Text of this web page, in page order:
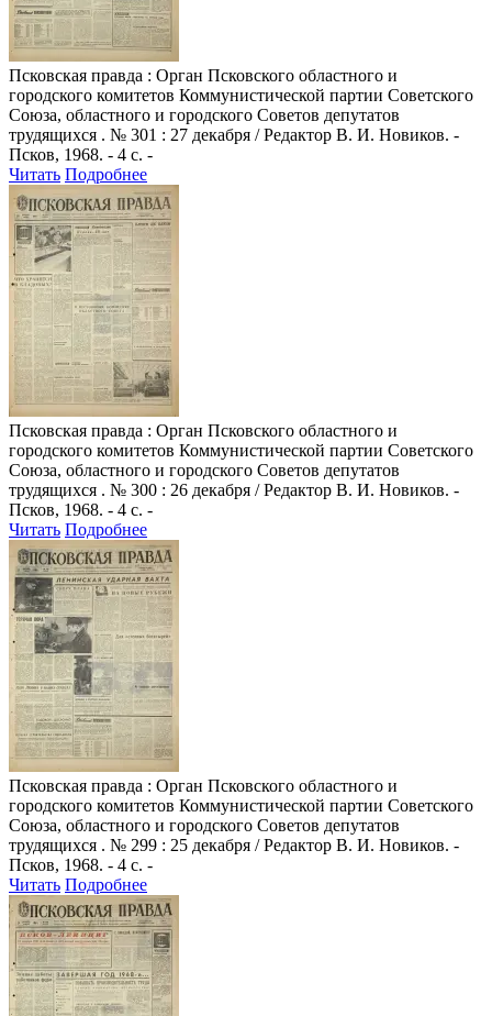
Псковская правда : Орган Псковского областного и
городского комитетов Коммунистической партии Советского
Союза, областного и городского Советов депутатов
трудящихся . № 301 : 27 декабря / Редактор В. И. Новиков. -
Псков, 1968. - 4 с. -
Читать Подробнее
Псковская правда : Орган Псковского областного и
городского комитетов Коммунистической партии Советского
Союза, областного и городского Советов депутатов
трудящихся . № 300 : 26 декабря / Редактор В. И. Новиков. -
Псков, 1968. - 4 с. -
Читать Подробнее
Псковская правда : Орган Псковского областного и
городского комитетов Коммунистической партии Советского
Союза, областного и городского Советов депутатов
трудящихся . № 299 : 25 декабря / Редактор В. И. Новиков. -
Псков, 1968. - 4 с. -
Читать Подробнее